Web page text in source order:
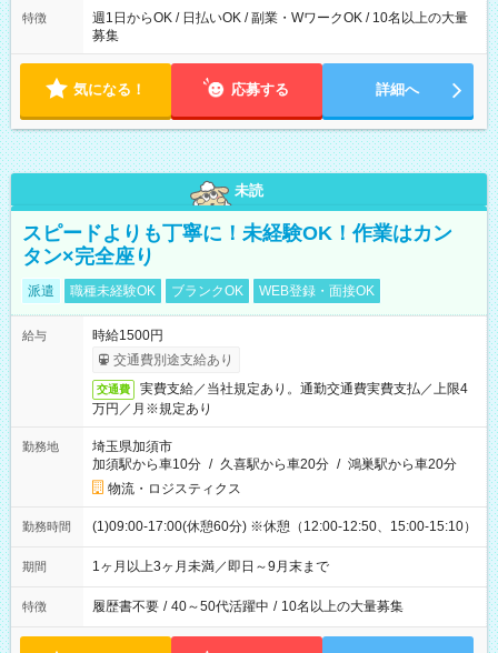
特徴
週1日からOK / 日払いOK / 副業・WワークOK / 10名以上の大量
募集
気になる！ 応募する 詳細へ
未読
スピードよりも丁寧に！未経験OK！作業はカン
タン×完全座り
派遣 職種未経験OK ブランクOK WEB登録・面接OK
給与
時給1500円
交通費別途支給あり
交通費
実費支給／当社規定あり。通勤交通費実費支払／上限4
万円／月※規定あり
勤務地
埼玉県加須市
加須駅から車10分 / 久喜駅から車20分 / 鴻巣駅から車20分
物流・ロジスティクス
勤務時間 (1)09:00-17:00(休憩60分) ※休憩（12:00-12:50、15:00-15:10）
期間 1ヶ月以上3ヶ月未満／即日～9月末まで
特徴 履歴書不要 / 40～50代活躍中 / 10名以上の大量募集